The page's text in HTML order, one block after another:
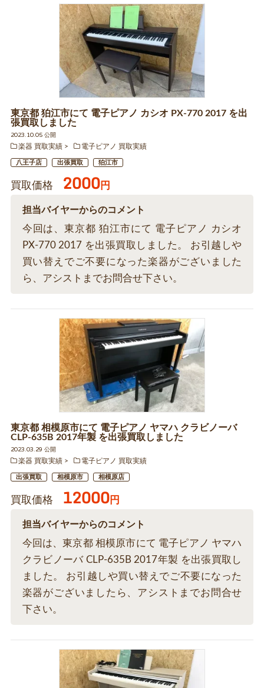
東京都 狛江市にて 電子ピアノ カシオ PX-770 2017 を出
張買取しました
2023.10.05 公開
楽器 買取実績
電子ピアノ 買取実績
八王子店 出張買取 狛江市
買取価格 2000円
担当バイヤーからのコメント
今回は、東京都 狛江市にて 電子ピアノ カシオ
PX-770 2017 を出張買取しました。 お引越しや
買い替えでご不要になった楽器がございました
ら、アシストまでお問合せ下さい。
東京都 相模原市にて 電子ピアノ ヤマハ クラビノーバ
CLP-635B 2017年製 を出張買取しました
2023.03.29 公開
楽器 買取実績
電子ピアノ 買取実績
出張買取 相模原市 相模原店
買取価格 12000円
担当バイヤーからのコメント
今回は、東京都 相模原市にて 電子ピアノ ヤマハ
クラビノーバ CLP-635B 2017年製 を出張買取し
ました。 お引越しや買い替えでご不要になった
楽器がございましたら、アシストまでお問合せ
下さい。